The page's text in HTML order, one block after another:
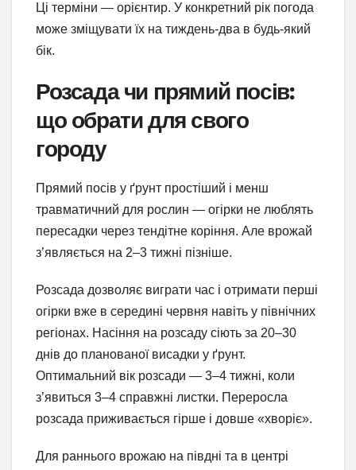
Ці терміни — орієнтир. У конкретний рік погода
може зміщувати їх на тиждень-два в будь-який
бік.
Розсада чи прямий посів:
що обрати для свого
городу
Прямий посів у ґрунт простіший і менш
травматичний для рослин — огірки не люблять
пересадки через тендітне коріння. Але врожай
з’являється на 2–3 тижні пізніше.
Розсада дозволяє виграти час і отримати перші
огірки вже в середині червня навіть у північних
регіонах. Насіння на розсаду сіють за 20–30
днів до планованої висадки у ґрунт.
Оптимальний вік розсади — 3–4 тижні, коли
з’явиться 3–4 справжні листки. Переросла
розсада приживається гірше і довше «хворіє».
Для раннього врожаю на півдні та в центрі